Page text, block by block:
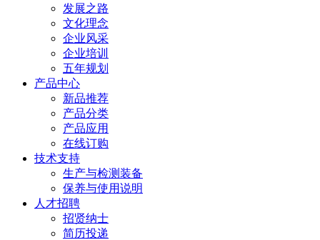
发展之路
文化理念
企业风采
企业培训
五年规划
产品中心
新品推荐
产品分类
产品应用
在线订购
技术支持
生产与检测装备
保养与使用说明
人才招聘
招贤纳士
简历投递